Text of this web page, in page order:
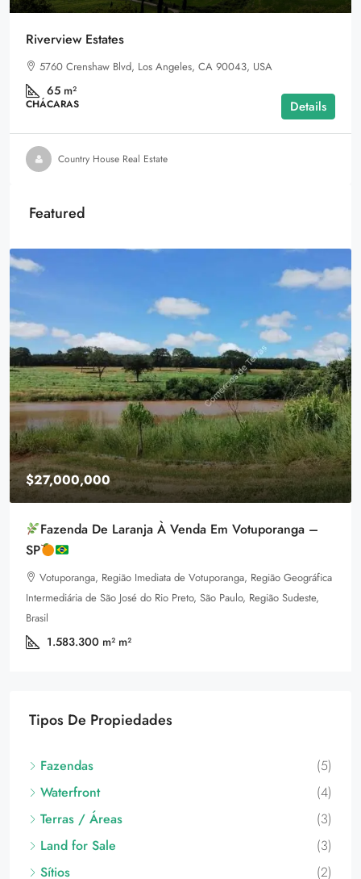
Riverview Estates
5760 Crenshaw Blvd, Los Angeles, CA 90043, USA
65 m²
CHÁCARAS Details
Country House Real Estate
Featured
$27,000,000
Fazenda De Laranja À Venda Em Votuporanga –
SP
Votuporanga, Região Imediata de Votuporanga, Região Geográfica
Intermediária de São José do Rio Preto, São Paulo, Região Sudeste,
Brasil
1.583.300 m² m²
Tipos De Propiedades
Fazendas
(5)
Waterfront
(4)
Terras / Áreas
(3)
Land for Sale
(3)
Sítios
(2)